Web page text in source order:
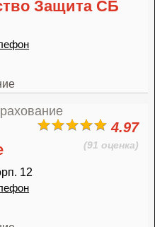
Защита СБ
4.97
(91 оценка)
12